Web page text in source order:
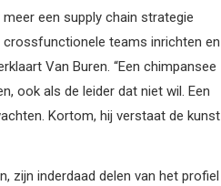
een supply chain strategie
teams inrichten en
Van Buren. “Een chimpansee
ook als de leider dat niet wil. Een
Kortom, hij verstaat de kunst
zijn inderdaad delen van het profiel